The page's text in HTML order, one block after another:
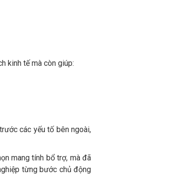
kinh tế mà còn giúp:
các yếu tố bên ngoài,
mang tính bổ trợ, mà đã
từng bước chủ động